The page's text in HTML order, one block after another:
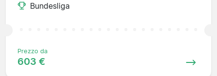
Bundesliga
Prezzo da
603 €